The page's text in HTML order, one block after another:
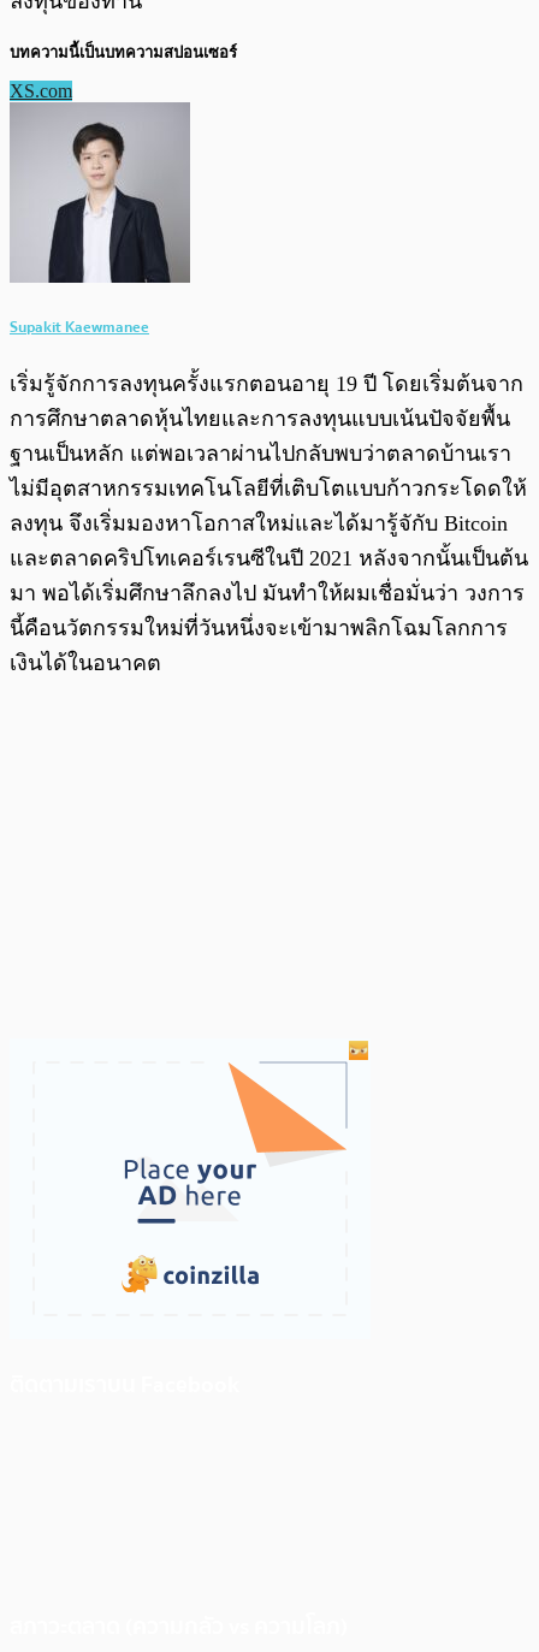
บทความนี้เป็นบทความสปอนเซอร์
XS.com
Supakit Kaewmanee
เริ่มรู้จักการลงทุนครั้งแรกตอนอายุ 19 ปี โดยเริ่มต้นจาก
การศึกษาตลาดหุ้นไทยและการลงทุนแบบเน้นปัจจัยพื้น
ฐานเป็นหลัก แต่พอเวลาผ่านไปกลับพบว่าตลาดบ้านเรา
ไม่มีอุตสาหกรรมเทคโนโลยีที่เติบโตแบบก้าวกระโดดให้
ลงทุน จึงเริ่มมองหาโอกาสใหม่และได้มารู้จักับ Bitcoin
และตลาดคริปโทเคอร์เรนซีในปี 2021 หลังจากนั้นเป็นต้น
มา พอได้เริ่มศึกษาลึกลงไป มันทำให้ผมเชื่อมั่นว่า วงการ
นี้คือนวัตกรรมใหม่ที่วันหนึ่งจะเข้ามาพลิกโฉมโลกการ
เงินได้ในอนาคต